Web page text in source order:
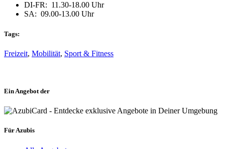
DI-FR: 11.30-18.00 Uhr
SA: 09.00-13.00 Uhr
Tags:
Freizeit, Mobilität, Sport & Fitness
Ein Angebot der
Für Azubis